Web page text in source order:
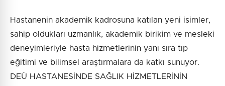
Hastanenin akademik kadrosuna katılan yeni isimler,
sahip oldukları uzmanlık, akademik birikim ve mesleki
deneyimleriyle hasta hizmetlerinin yanı sıra tıp
eğitimi ve bilimsel araştırmalara da katkı sunuyor.
DEÜ HASTANESİNDE SAĞLIK HİZMETLERİNİN